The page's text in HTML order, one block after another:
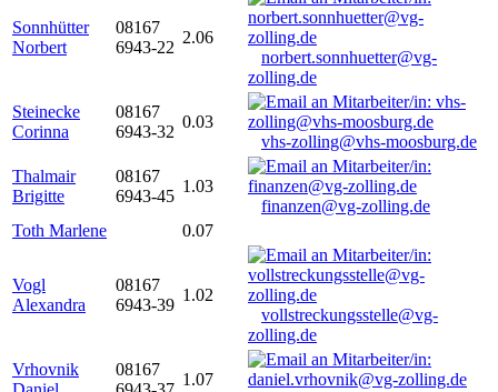
Sonnhütter
Norbert
08167
6943-22
2.06
norbert.sonnhuetter@vg-
zolling.de
Steinecke
Corinna
08167
6943-32
0.03
vhs-zolling@vhs-moosburg.de
Thalmair
Brigitte
08167
6943-45
1.03
finanzen@vg-zolling.de
Toth Marlene
0.07
Vogl
Alexandra
08167
6943-39
1.02
vollstreckungsstelle@vg-
zolling.de
Vrhovnik
08167
1.07